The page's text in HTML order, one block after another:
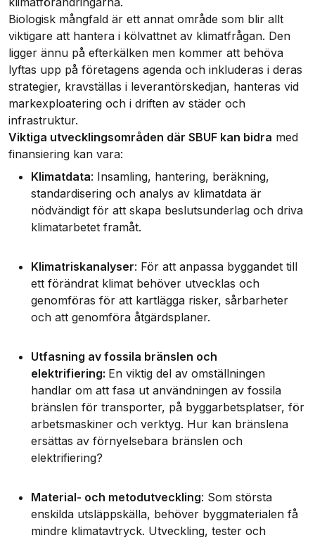
Biologisk mångfald är ett annat område som blir allt
viktigare att hantera i kölvattnet av klimatfrågan. Den
ligger ännu på efterkälken men kommer att behöva
lyftas upp på företagens agenda och inkluderas i deras
strategier, kravställas i leverantörskedjan, hanteras vid
markexploatering och i driften av städer och
infrastruktur.
Viktiga utvecklingsområden där SBUF kan bidra med
finansiering kan vara:
Klimatdata: Insamling, hantering, beräkning,
standardisering och analys av klimatdata är
nödvändigt för att skapa beslutsunderlag och driva
klimatarbetet framåt.
Klimatriskanalyser: För att anpassa byggandet till
ett förändrat klimat behöver utvecklas och
genomföras för att kartlägga risker, sårbarheter
och att genomföra åtgärdsplaner.
Utfasning av fossila bränslen och
elektrifiering: En viktig del av omställningen
handlar om att fasa ut användningen av fossila
bränslen för transporter, på byggarbetsplatser, för
arbetsmaskiner och verktyg. Hur kan bränslena
ersättas av förnyelsebara bränslen och
elektrifiering?
Material- och metodutveckling: Som största
enskilda utsläppskälla, behöver byggmaterialen få
mindre klimatavtryck. Utveckling, tester och